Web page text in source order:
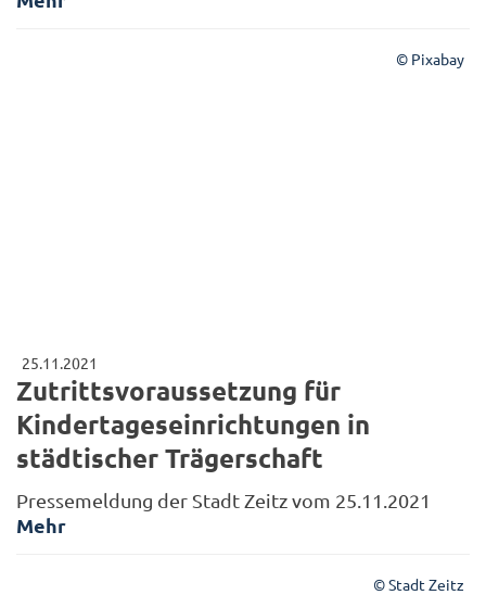
© Pixabay
25.11.2021
Zutrittsvoraussetzung für
Kindertageseinrichtungen in
städtischer Trägerschaft
Pressemeldung der Stadt Zeitz vom 25.11.2021
Mehr
© Stadt Zeitz